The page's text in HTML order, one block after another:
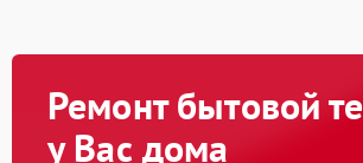
Ремонт бытовой
у Вас дома